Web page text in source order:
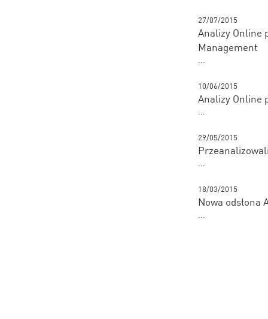
27/07/2015
Analizy Online
Management
...
10/06/2015
Analizy Online
...
29/05/2015
...
18/03/2015
Nowa odsłona
...